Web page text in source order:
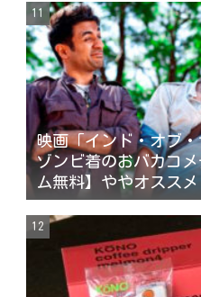
映画「インド・オブ
ゾンビ着のおバカコメ
ム無料】ややオススメ